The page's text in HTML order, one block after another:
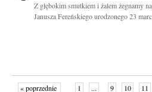
Z głębokim smutkiem i żalem żegnamy
Janusza Fereńskiego urodzonego 23
« poprzednie 1 ... 9 10 11